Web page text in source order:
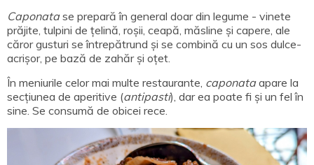
Caponatase prepară în general doar din legume - vinete
prăjite, tulpini de țelină, roșii, ceapă, măsline și capere, ale
căror gusturi se întrepătrund și se combină cu un sos dulce-
acrișor, pe bază de zahăr și oțet.
În meniurile celor mai multe restaurante, caponataapare la
secțiunea de aperitive (antipasti), dar ea poate fi și un fel în
sine. Se consumă de obicei rece.